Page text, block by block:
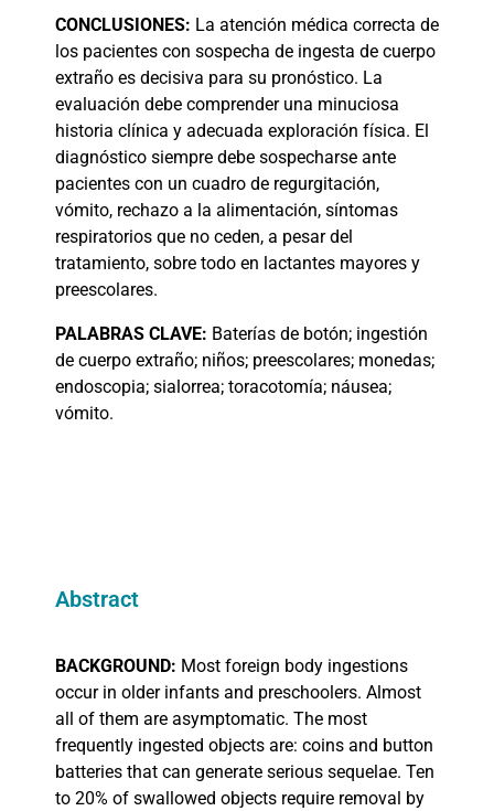
CONCLUSIONES: La atención médica correcta de
los pacientes con sospecha de ingesta de cuerpo
extraño es decisiva para su pronóstico. La
evaluación debe comprender una minuciosa
historia clínica y adecuada exploración física. El
diagnóstico siempre debe sospecharse ante
pacientes con un cuadro de regurgitación,
vómito, rechazo a la alimentación, síntomas
respiratorios que no ceden, a pesar del
tratamiento, sobre todo en lactantes mayores y
preescolares.
PALABRAS CLAVE: Baterías de botón; ingestión
de cuerpo extraño; niños; preescolares; monedas;
endoscopia; sialorrea; toracotomía; náusea;
vómito.
Abstract
BACKGROUND: Most foreign body ingestions
occur in older infants and preschoolers. Almost
all of them are asymptomatic. The most
frequently ingested objects are: coins and button
batteries that can generate serious sequelae. Ten
to 20% of swallowed objects require removal by